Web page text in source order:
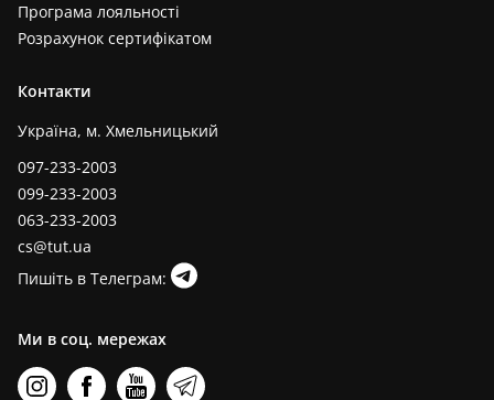
Програма лояльності
Розрахунок сертифікатом
Контакти
Україна, м. Хмельницький
097-233-2003
099-233-2003
063-233-2003
cs@tut.ua
Пишіть в Телеграм:
Ми в соц. мережах